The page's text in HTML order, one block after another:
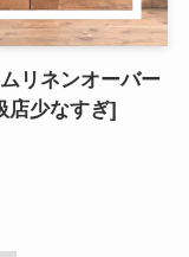
リネンオーバー
店少なすぎ]